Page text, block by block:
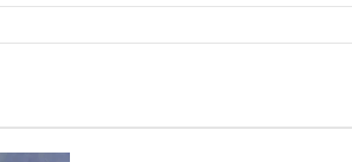
ദേവരകൊണ്ടയുടെ വില്ലനായി